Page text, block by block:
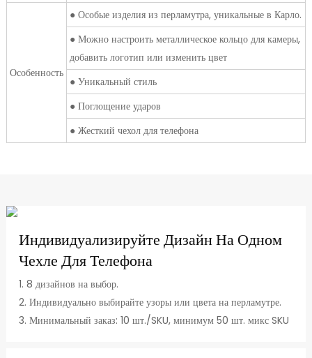
Особенность
● Особые изделия из перламутра, уникальные в Карло.
● Можно настроить металлическое кольцо для камеры,
добавить логотип или изменить цвет
● Уникальный стиль
● Поглощение ударов
● Жесткий чехол для телефона
Индивидуализируйте Дизайн На Одном
Чехле Для Телефона
1. 8 дизайнов на выбор.
2. Индивидуально выбирайте узоры или цвета на перламутре.
3. Минимальный заказ: 10 шт./SKU, минимум 50 шт. микс SKU